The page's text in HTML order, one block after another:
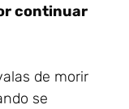
continuar
de morir
se